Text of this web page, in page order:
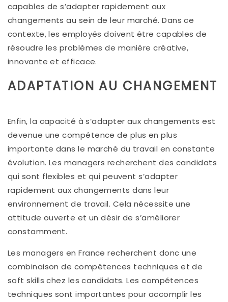
capables de s’adapter rapidement aux
changements au sein de leur marché. Dans ce
contexte, les employés doivent être capables de
résoudre les problèmes de manière créative,
innovante et efficace.
ADAPTATION AU CHANGEMENT
Enfin, la capacité à s’adapter aux changements est
devenue une compétence de plus en plus
importante dans le marché du travail en constante
évolution. Les managers recherchent des candidats
qui sont flexibles et qui peuvent s’adapter
rapidement aux changements dans leur
environnement de travail. Cela nécessite une
attitude ouverte et un désir de s’améliorer
constamment.
Les managers en France recherchent donc une
combinaison de compétences techniques et de
soft skills chez les candidats. Les compétences
techniques sont importantes pour accomplir les